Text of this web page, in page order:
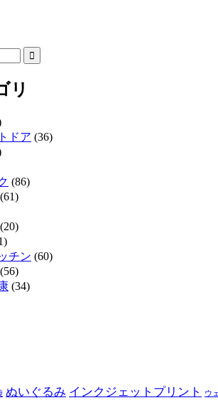
リ
ドア (36)
(86)
(61)
(20)
チン (60)
(56)
(34)
ぬいぐるみ インクジェットプリント ウ